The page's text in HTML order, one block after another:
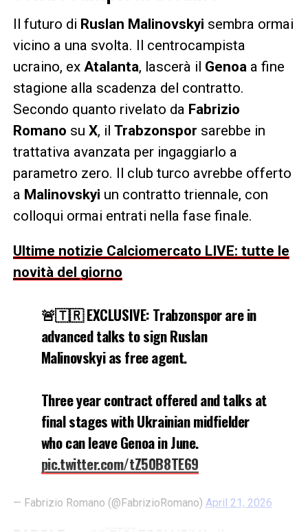
Il futuro di Ruslan Malinovskyi sembra ormai
vicino a una svolta. Il centrocampista
ucraino, ex Atalanta, lascerà il Genoa a fine
stagione alla scadenza del contratto.
Secondo quanto rivelato da Fabrizio
Romano su X, il Trabzonspor sarebbe in
trattativa avanzata per ingaggiarlo a
parametro zero. Il club turco avrebbe offerto
a Malinovskyi un contratto triennale, con
colloqui ormai entrati nella fase finale.
Ultime notizie Calciomercato LIVE: tutte le
novità del giorno
🚨🇹🇷 EXCLUSIVE: Trabzonspor are in
advanced talks to sign Ruslan
Malinovskyi as free agent.
Three year contract offered and talks at
final stages with Ukrainian midfielder
who can leave Genoa in June.
pic.twitter.com/tZ50B8TE69
— Fabrizio Romano (@FabrizioRomano) April 21, 2026